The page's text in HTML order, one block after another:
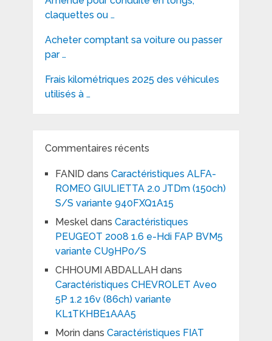
claquettes ou …
Acheter comptant sa voiture ou passer
par …
Frais kilométriques 2025 des véhicules
utilisés à …
Commentaires récents
FANID dans Caractéristiques ALFA-
ROMEO GIULIETTA 2.0 JTDm (150ch)
S/S variante 940FXQ1A15
Meskeldans Caractéristiques
PEUGEOT 2008 1.6 e-Hdi FAP BVM5
variante CU9HP0/S
CHHOUMI ABDALLAH dans
Caractéristiques CHEVROLET Aveo
5P 1.2 16v (86ch) variante
KL1TKHBE1AAA5
Morindans Caractéristiques FIAT